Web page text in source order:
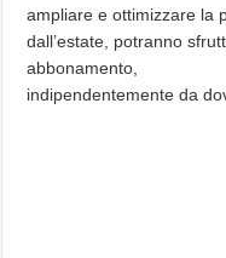
ampliare e ottimizzare la
dall’estate, potranno
abbonamento,
indipendentemente da